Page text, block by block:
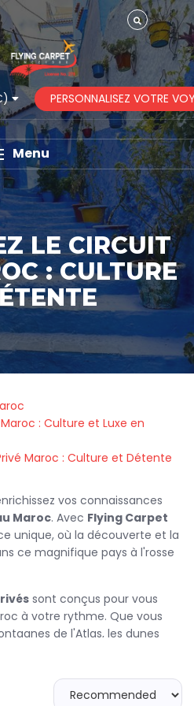
PERSONNALISEZ VOTRE
Menu
LE CIRCUIT
: CULTURE
: Culture et Luxe en
Maroc : Culture et Détente
vos connaissances
Maroc. Avec Flying Carpet
unique, où la découverte et la
ce magnifique pays à l'rosse
sont conçus pour vous
à votre rythme. Que vous
de l'Atlas, les dunes
vibrantes de Marrakech,
culture marocaine.